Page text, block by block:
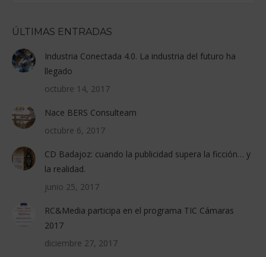
ÚLTIMAS ENTRADAS
Industria Conectada 4.0. La industria del futuro ha
llegado
octubre 14, 2017
Nace BERS Consulteam
octubre 6, 2017
CD Badajoz: cuando la publicidad supera la ficción… y
la realidad.
junio 25, 2017
RC&Media participa en el programa TIC Cámaras
2017
diciembre 27, 2017